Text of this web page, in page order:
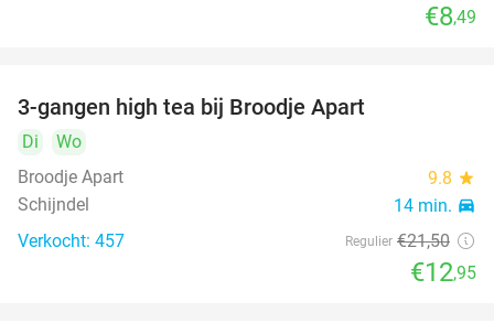
€8,49
3-gangen high tea bij Broodje Apart
Di
Wo
Broodje Apart
9.8 star
Schijndel 14 min. directions_car
Verkocht: 457 Regulier €21,50
€12,95